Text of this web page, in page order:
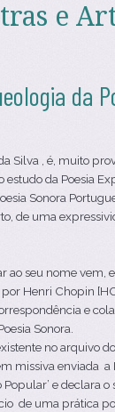
e
da
Silva , é, muito
da Poesia
Sonora
de uma
ao seu nome vem,
Henri Chopin
e
Sonora.
no arquivo
missiva enviada
e declara
de uma prática